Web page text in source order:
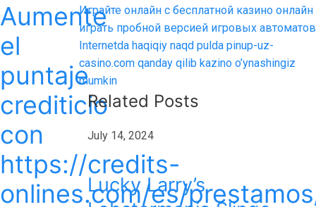
Aumente
el
puntaje
crediticio
con
https://credits-
onlines.com/es/
Post
navigation
Previous
post:
Играйте онлайн с бесплатной казино онлайн
играть пробной версией игровых автоматов
Next
post:
Internetda haqiqiy naqd pulda pinup-uz-
casino.com qanday qilib kazino o’ynashingiz
mumkin
Related Posts
July 14, 2024
Lucky Larry’s